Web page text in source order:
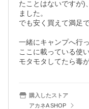
たことはないですが)
ました。
でも安く買えて満足で
一緒にキャンプへ行
ここに載っている使
モタモタしてたら毒
購入したストア
アカネA SHOP